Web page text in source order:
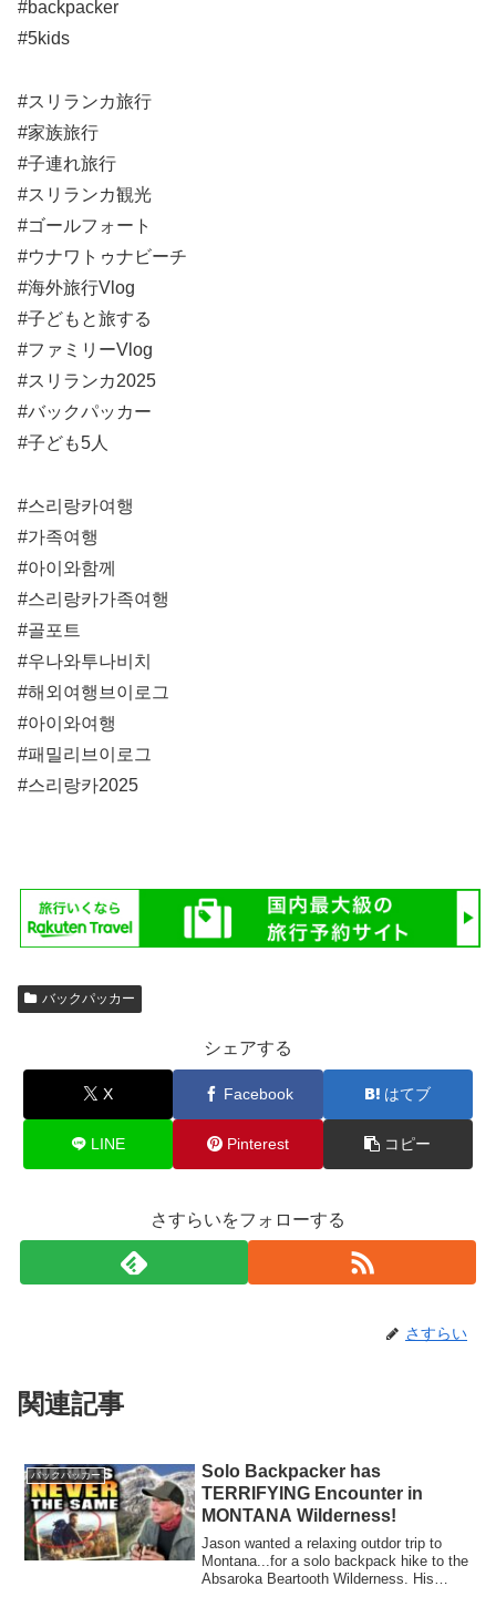
#backpacker
#5kids
#スリランカ旅行
#家族旅行
#子連れ旅行
#スリランカ観光
#ゴールフォート
#ウナワトゥナビーチ
#海外旅行Vlog
#子どもと旅する
#ファミリーVlog
#スリランカ2025
#バックパッカー
#子ども5人
#스리랑카여행
#가족여행
#아이와함께
#스리랑카가족여행
#골포트
#우나와투나비치
#해외여행브이로그
#아이와여행
#패밀리브이로그
#스리랑카2025
バックパッカー
シェアする
X Facebook はてブ
LINE Pinterest コピー
さすらいをフォローする
さすらい
関連記事
バックパッカー
Solo Backpacker has
TERRIFYING Encounter in
MONTANA Wilderness!
Jason wanted a relaxing outdor trip to
Montana...for a solo backpack hike to the
Absaroka Beartooth Wilderness. His